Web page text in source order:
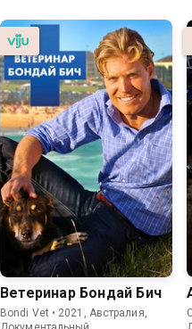
Ветеринар Бондай Бич
Bondi Vet • 2021, Австралия,